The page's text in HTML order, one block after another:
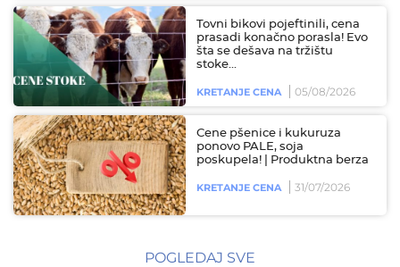
Tovni bikovi pojeftinili, cena
prasadi konačno porasla! Evo
šta se dešava na tržištu
stoke...
KRETANJE CENA 05/08/2026
Cene pšenice i kukuruza
ponovo PALE, soja
poskupela! | Produktna berza
KRETANJE CENA 31/07/2026
POGLEDAJ SVE